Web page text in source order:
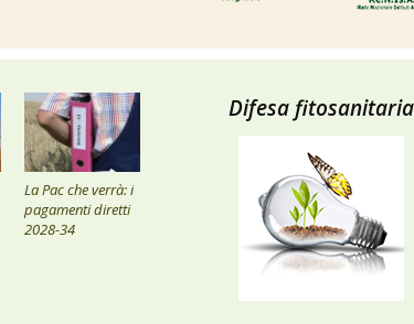
La Pac che verrà: i
pagamenti diretti
2028-34
Difesa fitosanitaria